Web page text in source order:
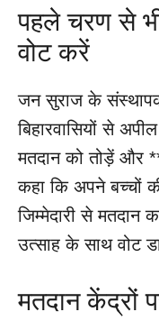
पहले चरण से
वोट करें
जन सुराज के
बिहारवासियों से
मतदान को तोड़ें और
कहा कि अपने बच्चों
जिम्मेदारी से
उत्साह के साथ वोट
मतदान केंद्रों